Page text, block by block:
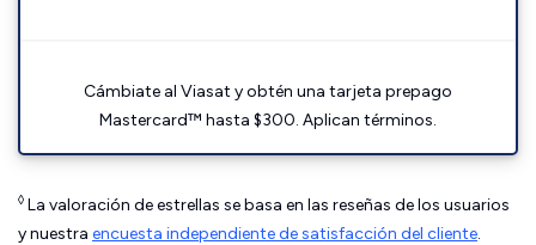
Cámbiate al Viasat y obtén una tarjeta prepago
Mastercard™ hasta $300. Aplican términos.
◊ La valoración de estrellas se basa en las reseñas de los usuarios
y nuestra encuesta independiente de satisfacción del cliente.